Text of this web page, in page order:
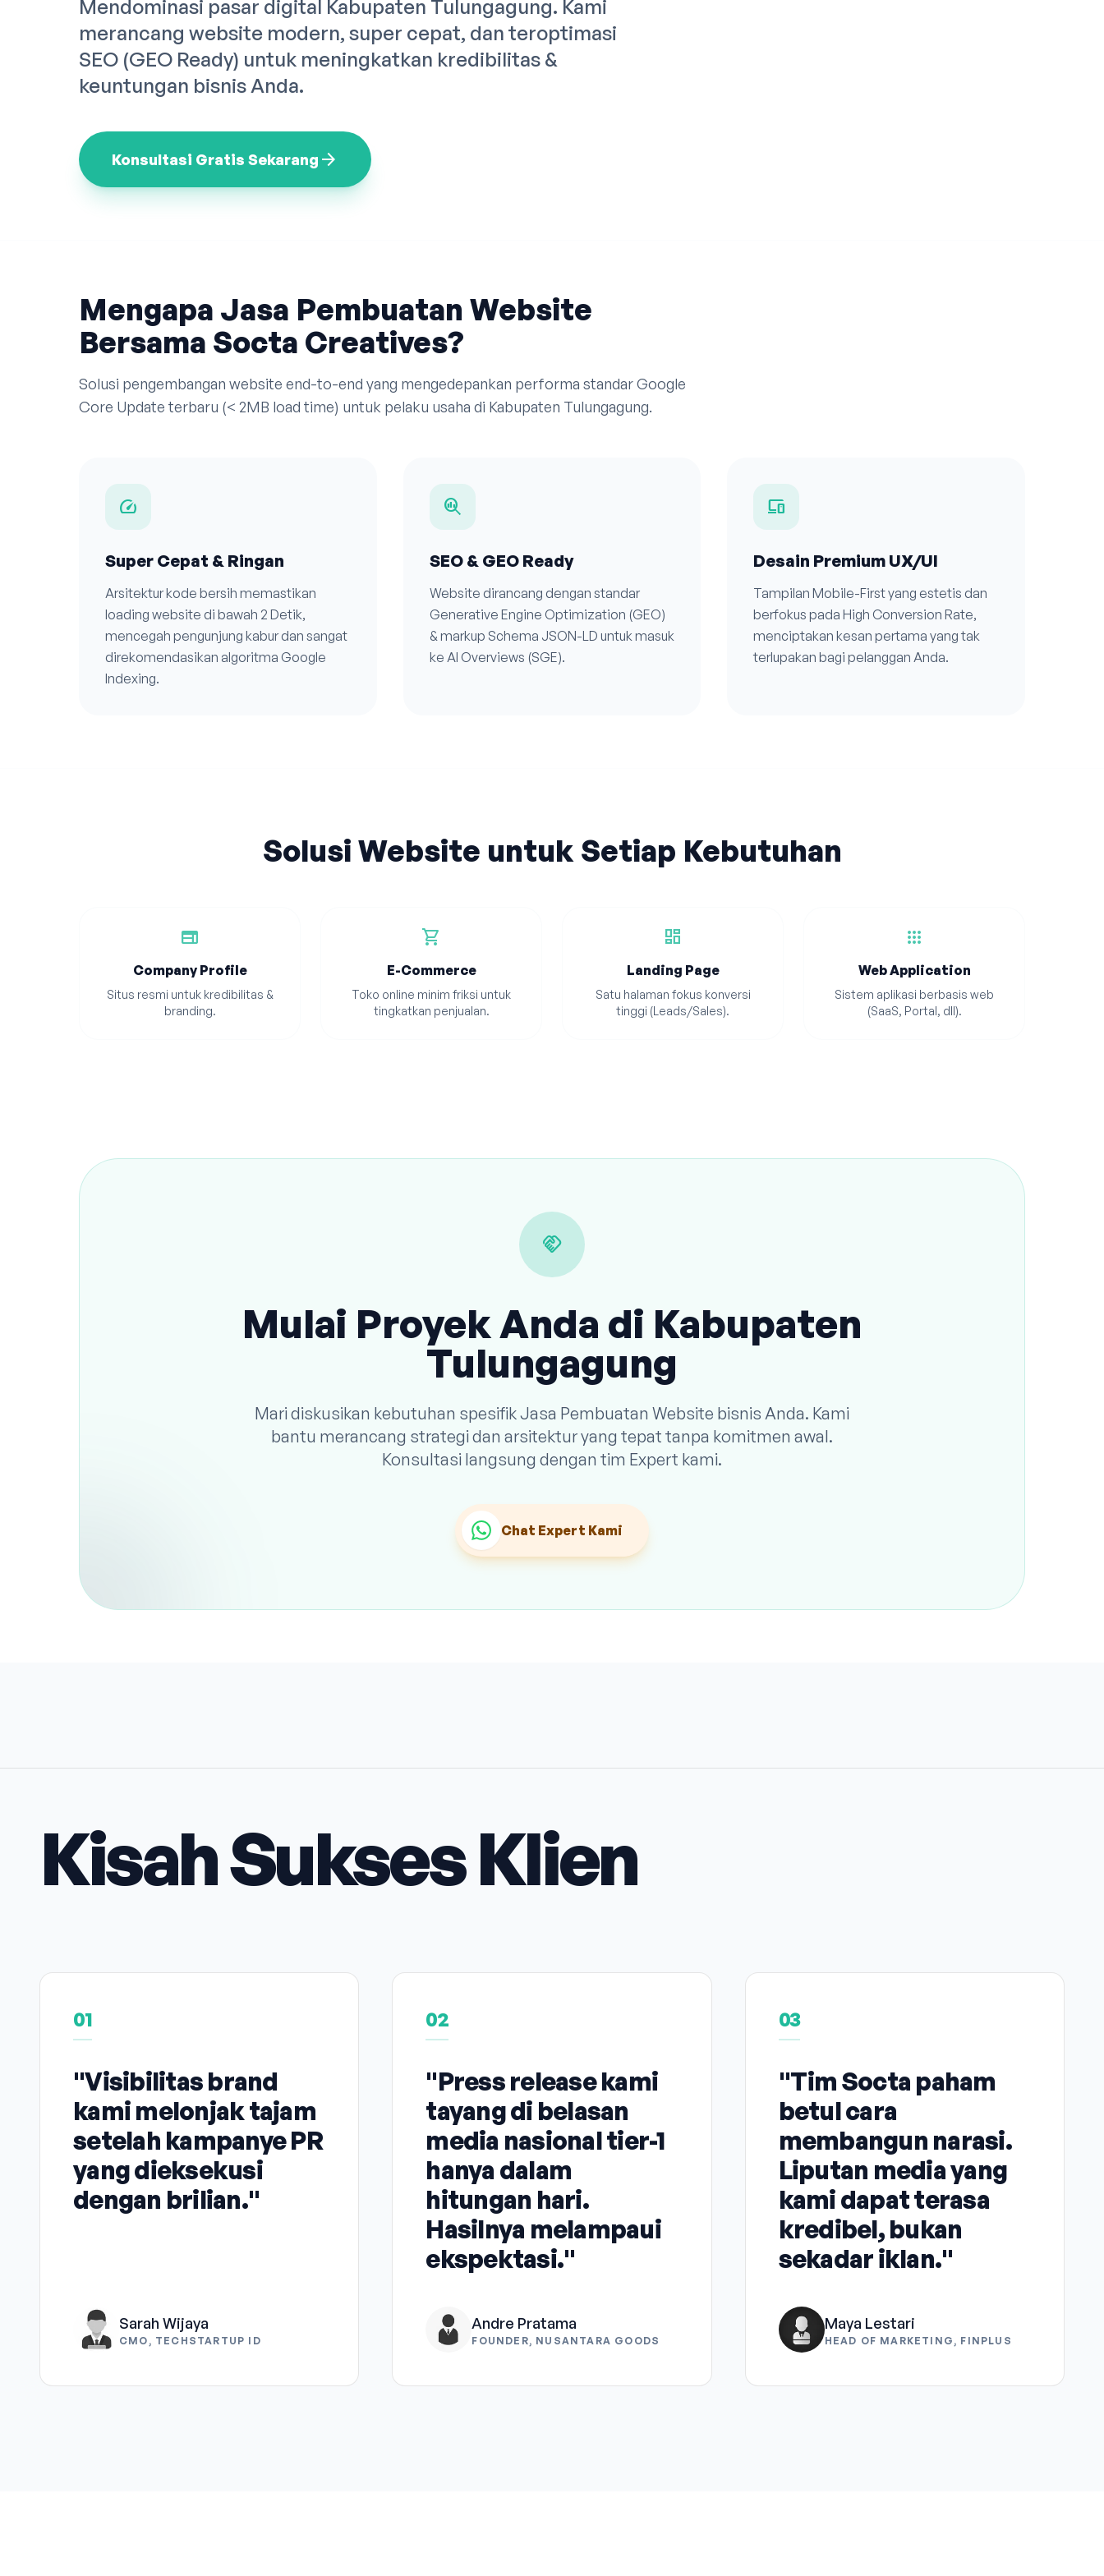
Mendominasi pasar digital Kabupaten Tulungagung. Kami
merancang website modern, super cepat, dan teroptimasi
SEO (GEO Ready) untuk meningkatkan kredibilitas &
keuntungan bisnis Anda.
Konsultasi Gratis Sekarang arrow_forward
Mengapa Jasa Pembuatan Website
Bersama Socta Creatives?
Solusi pengembangan website end-to-end yang mengedepankan performa standar Google
Core Update terbaru (< 2MB load time) untuk pelaku usaha di Kabupaten Tulungagung.
speed
Super Cepat & Ringan
Arsitektur kode bersih memastikan
loading website di bawah 2 Detik,
mencegah pengunjung kabur dan sangat
direkomendasikan algoritma Google
Indexing.
search_insights
SEO & GEO Ready
Website dirancang dengan standar
Generative Engine Optimization (GEO)
& markup Schema JSON-LD untuk masuk
ke AI Overviews (SGE).
devices
Desain Premium UX/UI
Tampilan Mobile-First yang estetis dan
berfokus pada High Conversion Rate,
menciptakan kesan pertama yang tak
terlupakan bagi pelanggan Anda.
Solusi Website untuk Setiap Kebutuhan
web
Company Profile
Situs resmi untuk kredibilitas &
branding.
shopping_cart
E-Commerce
Toko online minim friksi untuk
tingkatkan penjualan.
dashboard
Landing Page
Satu halaman fokus konversi
tinggi (Leads/Sales).
apps
Web Application
Sistem aplikasi berbasis web
(SaaS, Portal, dll).
handshake
Mulai Proyek Anda di Kabupaten
Tulungagung
Mari diskusikan kebutuhan spesifik Jasa Pembuatan Website bisnis Anda. Kami
bantu merancang strategi dan arsitektur yang tepat tanpa komitmen awal.
Konsultasi langsung dengan tim Expert kami.
Chat Expert Kami
Kisah Sukses Klien
01
"Visibilitas brand
kami melonjak tajam
setelah kampanye PR
yang dieksekusi
dengan brilian."
Sarah Wijaya
CMO, TECHSTARTUP ID
02
"Press release kami
tayang di belasan
media nasional tier-1
hanya dalam
hitungan hari.
Hasilnya melampaui
ekspektasi."
Andre Pratama
FOUNDER, NUSANTARA GOODS
03
"Tim Socta paham
betul cara
membangun narasi.
Liputan media yang
kami dapat terasa
kredibel, bukan
sekadar iklan."
Maya Lestari
HEAD OF MARKETING, FINPLUS